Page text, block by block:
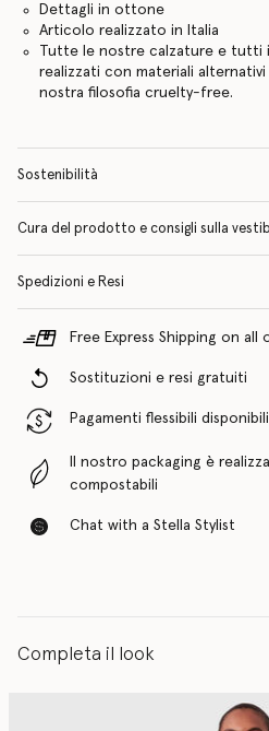
Dettagli in ottone
Articolo realizzato in Italia
Tutte le nostre calzature e tutti
realizzati con materiali alternativi
nostra filosofia cruelty-free.
Sostenibilità
Cura del prodotto e consigli sulla
Spedizioni e Resi
Free Express Shipping on all
Sostituzioni e resi gratuiti
Pagamenti flessibili disponibili
Il nostro packaging è
compostabili
Chat with a Stella Stylist
Completa il look